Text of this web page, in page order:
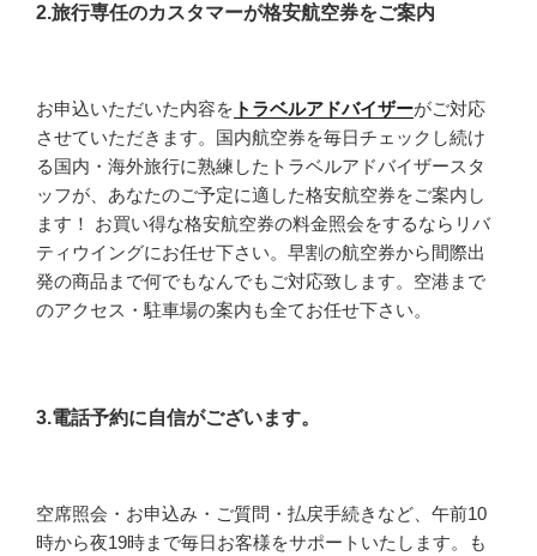
2.旅行専任のカスタマーが格安航空券をご案内
お申込いただいた内容を トラベルアドバイザーがご対応
させていただきます。国内航空券を毎日チェックし続け
る国内・海外旅行に熟練したトラベルアドバイザースタ
ッフが、あなたのご予定に適した格安航空券をご案内し
ます！ お買い得な格安航空券の料金照会をするならリバ
ティウイングにお任せ下さい。早割の航空券から間際出
発の商品まで何でもなんでもご対応致します。空港まで
のアクセス・駐車場の案内も全てお任せ下さい。
3.電話予約に自信がございます。
空席照会・お申込み・ご質問・払戻手続きなど、午前10
時から夜19時まで毎日お客様をサポートいたします。も